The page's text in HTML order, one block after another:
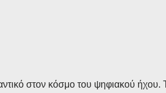
στον κόσμο του ψηφιακού